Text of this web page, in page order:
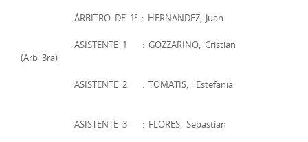
ÁRBITRO DE 1ª : HERNANDEZ, Juan
ASISTENTE 1 : GOZZARINO, Cristian
(Arb 3ra)
ASISTENTE 2 : TOMATIS, Estefania
ASISTENTE 3 : FLORES, Sebastian